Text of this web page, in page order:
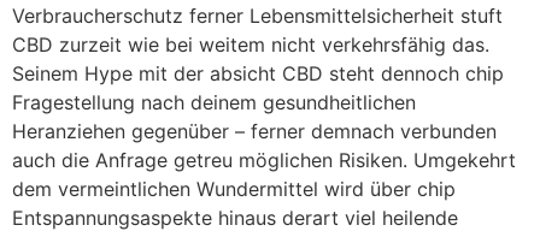
Verbraucherschutz ferner Lebensmittelsicherheit stuft
CBD zurzeit wie bei weitem nicht verkehrsfähig das.
Seinem Hype mit der absicht CBD steht dennoch chip
Fragestellung nach deinem gesundheitlichen
Heranziehen gegenüber – ferner demnach verbunden
auch die Anfrage getreu möglichen Risiken. Umgekehrt
dem vermeintlichen Wundermittel wird über chip
Entspannungsaspekte hinaus derart viel heilende